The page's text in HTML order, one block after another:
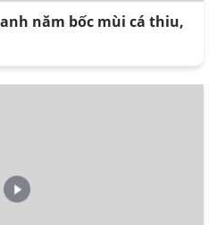
năm bốc mùi cá thiu,